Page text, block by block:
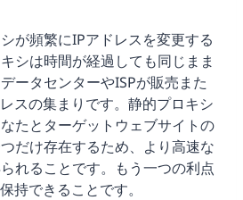
が頻繁にIPアドレスを変更する
シは時間が経過しても同じまま
ータセンターやISPが販売また
スの集まりです。静的プロキシ
たとターゲットウェブサイトの
だけ存在するため、より高速な
れることです。もう一つの利点
持できることです。